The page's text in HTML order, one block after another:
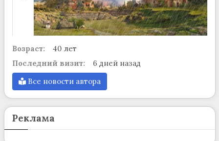
Возраст:
40 лет
Последний визит:
6 дней назад
Все новости автора
Реклама